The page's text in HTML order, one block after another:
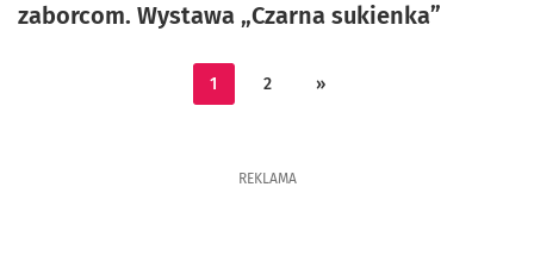
zaborcom. Wystawa „Czarna sukienka”
1 2 »
REKLAMA